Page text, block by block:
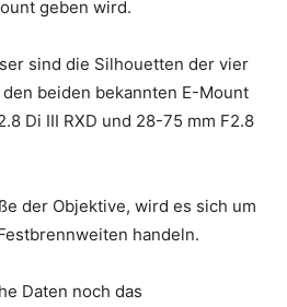
geben wird.
sind die Silhouetten der vier
beiden bekannten E-Mount
Di III RXD und 28-75 mm F2.8
der Objektive, wird es sich um
handeln.
Daten noch das